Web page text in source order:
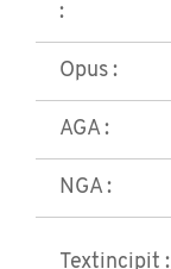
:
Opus :
AGA :
NGA :
Textincipit :